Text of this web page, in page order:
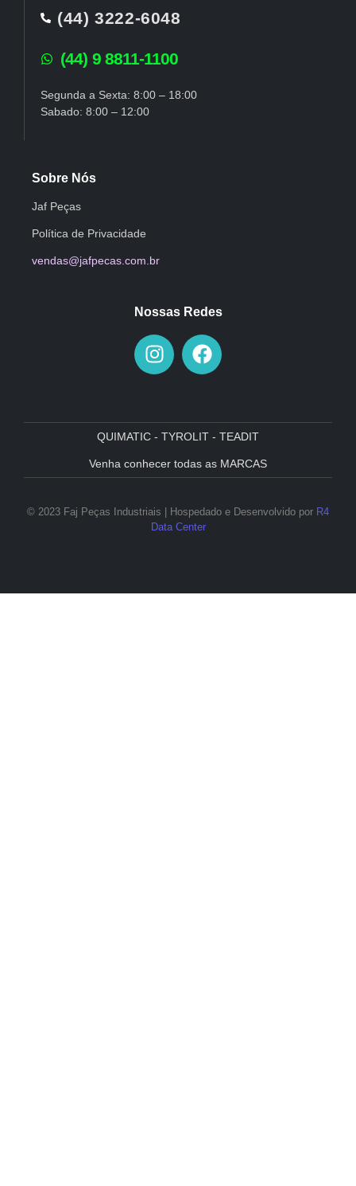
(44) 3222-6048
(44) 9 8811-1100
Segunda a Sexta: 8:00 – 18:00
Sabado: 8:00 – 12:00
Sobre Nós
Jaf Peças
Política de Privacidade
vendas@jafpecas.com.br
Nossas Redes
QUIMATIC - TYROLIT - TEADIT
Venha conhecer todas as MARCAS
© 2023 Faj Peças Industriais | Hospedado e Desenvolvido por R4
Data Center